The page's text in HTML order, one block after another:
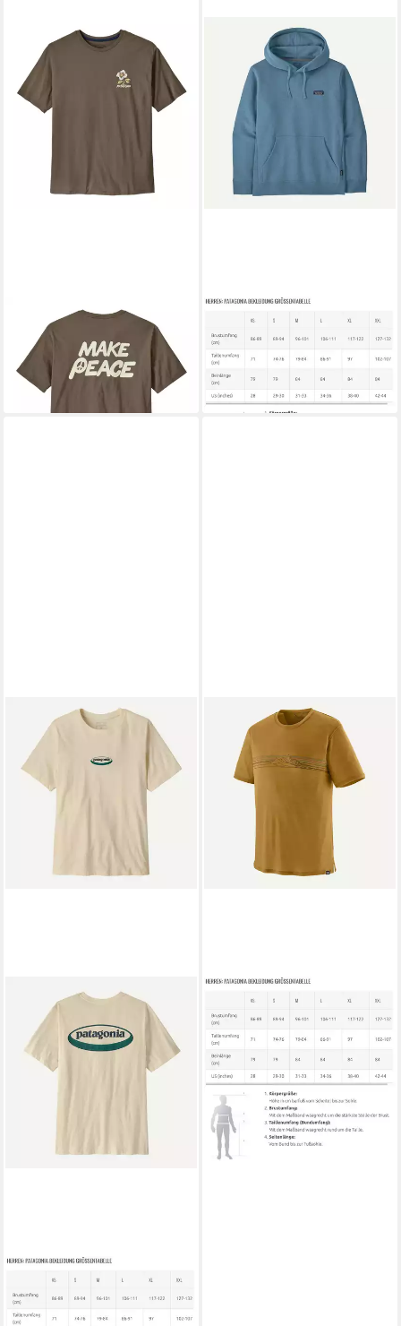
PATAGONIA
T-Shirt Patagonia Balance
Organic T-Shirt Herren
45,00 €
lieferbar - in 3-4 Werktagen bei dir
PATAGONIA
Funktionsjacke M's P-6 Label
Uprisal Hoody
100,00 €
lieferbar - in 3-4 Werktagen bei dir
PATAGONIA
T-Shirt M's '95 Oval Logo T-
Shirt
PATAGONIA
T-Shirt M's Cap Cool Merino
Blend Graphic Shirt
80,00 €
lieferbar - in 3-4 Werktagen bei dir